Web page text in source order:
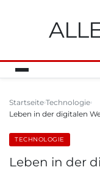
Startseite Technologie
Leben in der digitalen
TECHNOLOGIE
Leben in der